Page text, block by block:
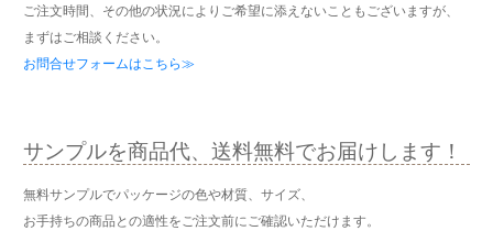
ご注文時間、その他の状況によりご希望に添えないこともございますが、
まずはご相談ください。
お問合せフォームはこちら≫
サンプルを商品代、送料無料でお届けします！
無料サンプルでパッケージの色や材質、サイズ、
お手持ちの商品との適性をご注文前にご確認いただけます。